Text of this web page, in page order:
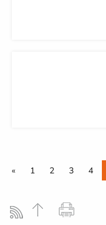
« 1 2 3 4